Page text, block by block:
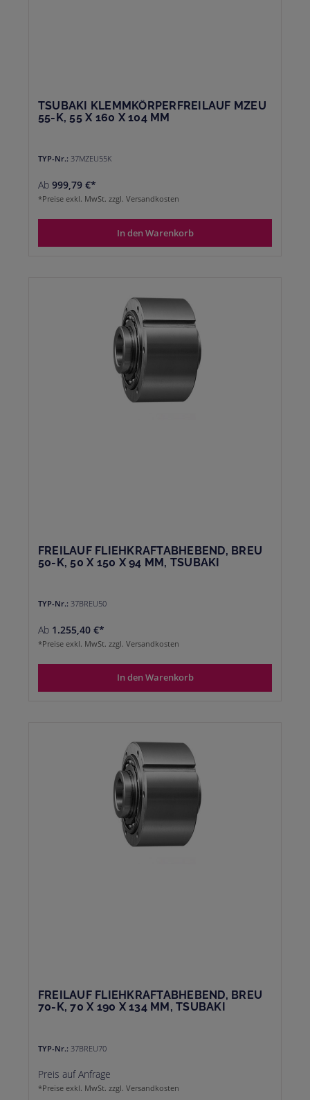
TSUBAKI KLEMMKÖRPERFREILAUF MZEU
55-K, 55 X 160 X 104 MM
TYP-Nr.: 37MZEU55K
Ab 999,79 €*
*Preise exkl. MwSt. zzgl. Versandkosten
In den Warenkorb
FREILAUF FLIEHKRAFTABHEBEND, BREU
50-K, 50 X 150 X 94 MM, TSUBAKI
TYP-Nr.: 37BREU50
Ab 1.255,40 €*
*Preise exkl. MwSt. zzgl. Versandkosten
In den Warenkorb
FREILAUF FLIEHKRAFTABHEBEND, BREU
70-K, 70 X 190 X 134 MM, TSUBAKI
TYP-Nr.: 37BREU70
Preis auf Anfrage
*Preise exkl. MwSt. zzgl. Versandkosten